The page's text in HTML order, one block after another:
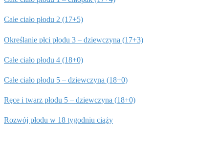
Całe ciało płodu 2 (17+5)
Określanie płci płodu 3 – dziewczyna (17+3)
Całe ciało płodu 4 (18+0)
Całe ciało płodu 5 – dziewczyna (18+0)
Ręce i twarz płodu 5 – dziewczyna (18+0)
Rozwój płodu w 18 tygodniu ciąży